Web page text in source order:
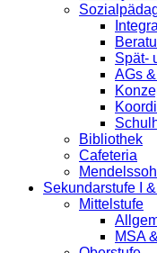
Spät-
AGs
Bibliothek
Cafeteria
Sekundarstufe I &
Mittelstufe
MSA